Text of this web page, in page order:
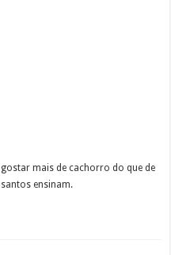
mais de cachorro do que de
ensinam.